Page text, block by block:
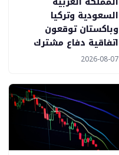
السعودية وتركيا
وباكستان توقعون
اتفاقية دفاع مشترك
2026-08-07